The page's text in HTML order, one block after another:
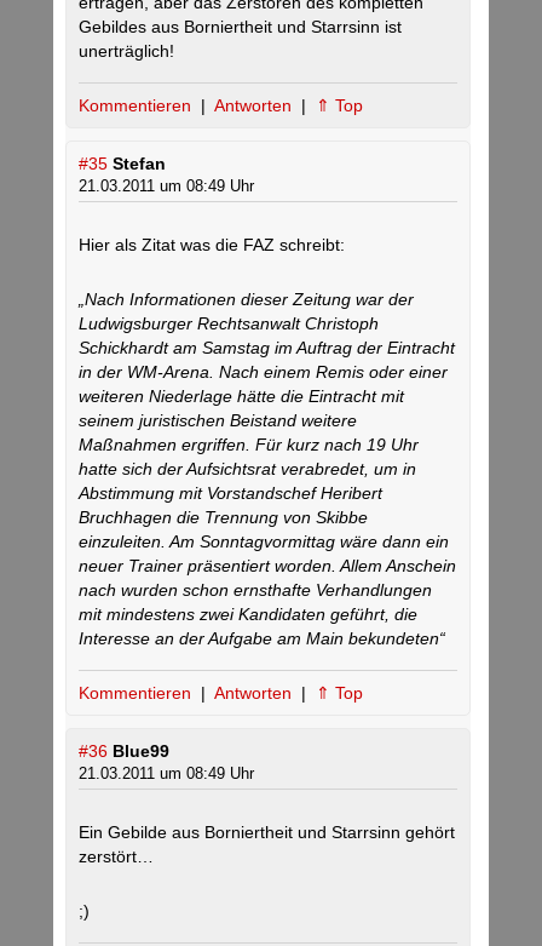
Gebildes aus Borniertheit und Starrsinn ist
unerträglich!
Kommentieren | Antworten | ⇑ Top
#35 Stefan
21.03.2011 um 08:49 Uhr
Hier als Zitat was die FAZ schreibt:
„Nach Informationen dieser Zeitung war der
Ludwigsburger Rechtsanwalt Christoph
Schickhardt am Samstag im Auftrag der Eintracht
in der WM-Arena. Nach einem Remis oder einer
weiteren Niederlage hätte die Eintracht mit
seinem juristischen Beistand weitere
Maßnahmen ergriffen. Für kurz nach 19 Uhr
hatte sich der Aufsichtsrat verabredet, um in
Abstimmung mit Vorstandschef Heribert
Bruchhagen die Trennung von Skibbe
einzuleiten. Am Sonntagvormittag wäre dann ein
neuer Trainer präsentiert worden. Allem Anschein
nach wurden schon ernsthafte Verhandlungen
mit mindestens zwei Kandidaten geführt, die
Interesse an der Aufgabe am Main bekundeten“
Kommentieren | Antworten | ⇑ Top
#36 Blue99
21.03.2011 um 08:49 Uhr
Ein Gebilde aus Borniertheit und Starrsinn gehört
zerstört…
;)